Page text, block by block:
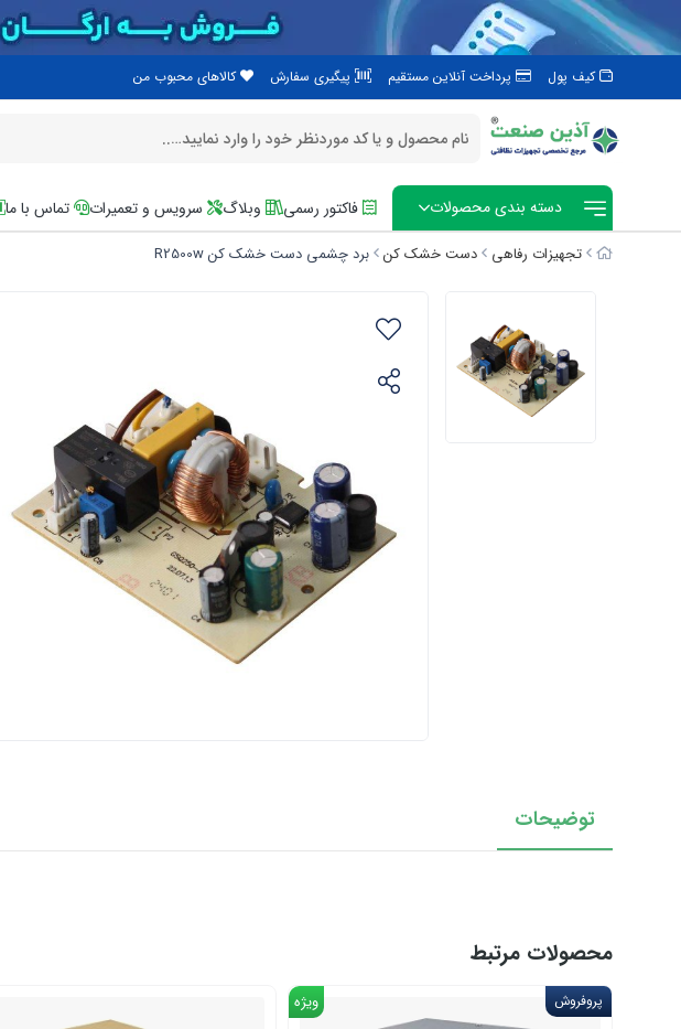
کیف پول پرداخت آنلاین مستقیم پیگیری سفارش کالاهای محبوب من
دسته بندی محصولات فاکتور رسمی وبلاگ سرویس و تعمیرات تماس با ما
تجهیزات رفاهی دست خشک کن برد چشمی دست خشک کن R2500w
توضیحات
محصولات مرتبط
پروفروش ویژه